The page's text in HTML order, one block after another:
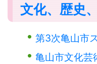
文化、歴史
第3次亀山市
亀山市文化芸